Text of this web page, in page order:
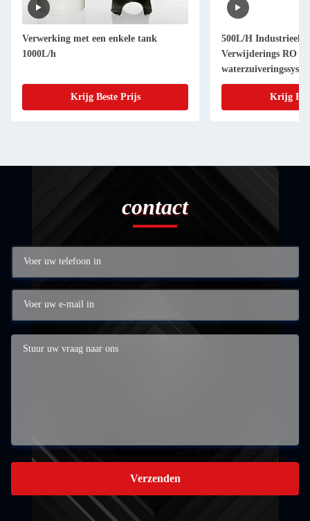
Verwerking met een enkele tank
1000L/h
Krijg Beste Prijs
500L/H Industrieel
Verwijderings RO
1,2m*0,8m*1,9m
Krijg
contact
Verzenden